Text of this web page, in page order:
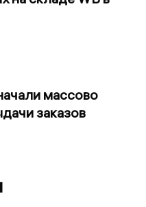
массово
заказов